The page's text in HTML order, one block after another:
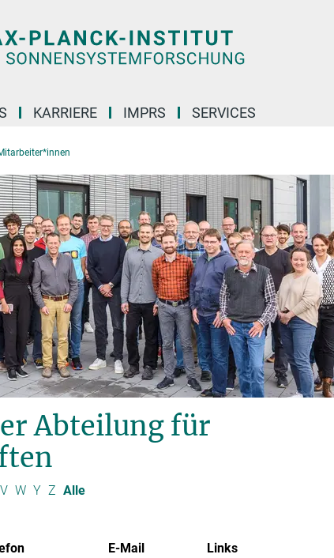
KARRIERE IMPRS SERVICES
Abteilung für
V W Y Z Alle
E-Mail
Links